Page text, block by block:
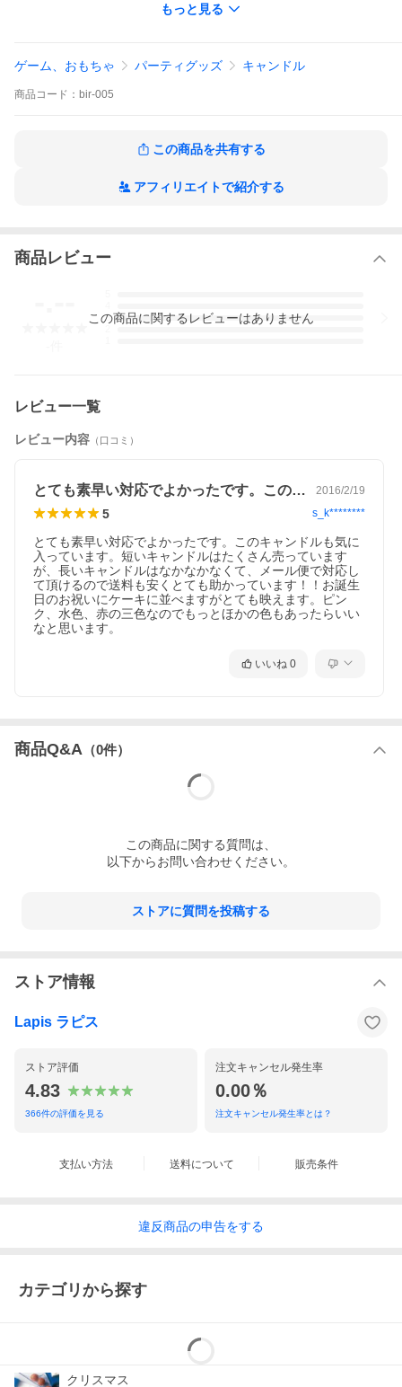
ご注文画面の配送方法ご選択時にて、『ネコポス』をお選びくだ
ください。
他バリエーション♪
もっと見る
ゲーム、おもちゃ パーティグッズ キャンドル
商品 コード： bir-005
この商品を共有する
アフィリエイトで紹介する
商品レビュー
3
この商品に関するレビューはありません
レビュー一覧
レビュー内容 （口コミ）
とても素早い対応でよかったです。このキ… 2016/2/19
5 s_k********
とても素早い対応でよかったです。このキャンドルも気に
入っています。短いキャンドルはたくさん売っています
が、長いキャンドルはなかなかなくて、メール便で対応し
て頂けるので送料も安くとても助かっています！！お誕生
日のお祝いにケーキに並べますがとても映えます。ピン
ク、水色、赤の三色なのでもっとほかの色もあったらいい
なと思います。
いいね 0
商品Q&A （0件）
この商品に関する質問は、
以下からお問い合わせください。
ストアに質問を投稿する
ストア情報
Lapis ラピス
ストア評価
4.83
366件の評価を見る
注文キャンセル発生率
0.00％
注文キャンセル発生率とは？
支払い方法 送料について 販売条件
違反商品の申告をする
カテゴリから探す
クリスマス